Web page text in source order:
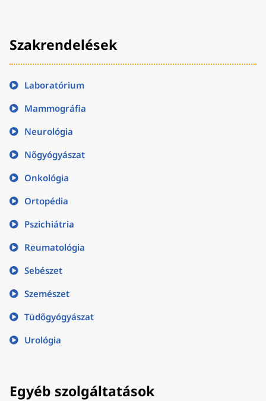
Szakrendelések
Laboratórium
Mammográfia
Neurológia
Nőgyógyászat
Onkológia
Ortopédia
Pszichiátria
Reumatológia
Sebészet
Szemészet
Tüdőgyógyászat
Urológia
Egyéb szolgáltatások